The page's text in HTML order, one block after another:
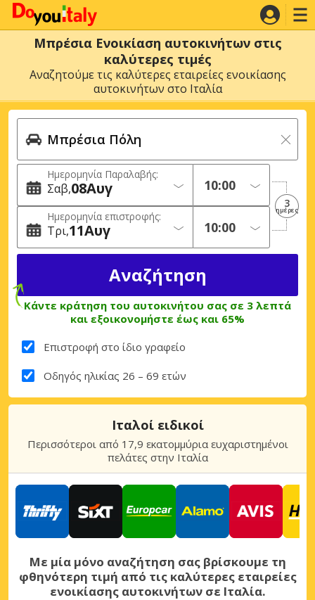
Μπρέσια Ενοικίαση αυτοκινήτων στις
καλύτερες τιμές
Αναζητούμε τις καλύτερες εταιρείες ενοικίασης
αυτοκινήτων στο Ιταλία
Ημερομηνία Παραλαβής:
Σαβ 08Αυγ
Ημερομηνία επιστροφής:
Τρι 11Αυγ
3
ημέρες
Κάντε κράτηση του αυτοκινήτου σας σε 3 λεπτά
και εξοικονομήστε έως και 65%
Επιστροφή στο ίδιο γραφείο
Οδηγός ηλικίας 26 – 69 ετών
Ιταλοί ειδικοί
Περισσότεροι από 17,9 εκατομμύρια ευχαριστημένοι
πελάτες στην Ιταλία
Με μία μόνο αναζήτηση σας βρίσκουμε τη
φθηνότερη τιμή από τις καλύτερες εταιρείες
ενοικίασης αυτοκινήτων σε Ιταλία.